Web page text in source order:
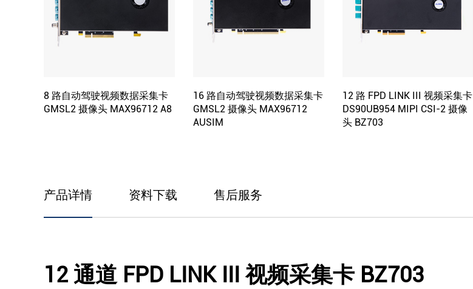
8 路自动驾驶视频数据采集卡
GMSL2 摄像头 MAX96712 A8
16 路自动驾驶视频数据采集卡
GMSL2 摄像头 MAX96712
AUSIM
12 路 FPD LINK III 视频采集卡
DS90UB954 MIPI CSI-2 摄像
头 BZ703
产品详情 资料下载 售后服务
12 通道 FPD LINK III 视频采集卡 BZ703